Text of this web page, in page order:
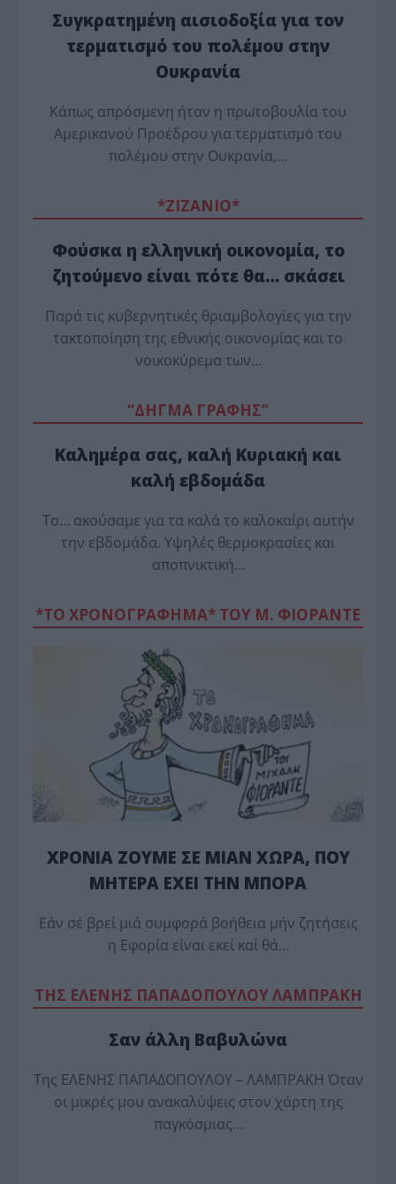
Συγκρατημένη αισιοδοξία για τον
τερματισμό του πολέμου στην
Ουκρανία
Κάπως απρόσμενη ήταν η πρωτοβουλία του
Αμερικανού Προέδρου για τερματισμό του
πολέμου στην Ουκρανία,…
*ZΙΖΑΝΙΟ*
Φούσκα η ελληνική οικονομία, το
ζητούμενο είναι πότε θα… σκάσει
Παρά τις κυβερνητικές θριαμβολογίες για την
τακτοποίηση της εθνικής οικονομίας και το
νοικοκύρεμα των…
“ΔΗΓΜΑ ΓΡΑΦΗΣ”
Καλημέρα σας, καλή Κυριακή και
καλή εβδομάδα
Το… ακούσαμε για τα καλά το καλοκαίρι αυτήν
την εβδομάδα. Υψηλές θερμοκρασίες και
αποπνικτική…
*ΤΟ ΧΡΟΝΟΓΡΑΦΗΜΑ* ΤΟΥ Μ. ΦΙΟΡΆΝΤΕ
ΧΡΟΝΙΑ ΖΟΥΜΕ ΣΕ ΜΙΑΝ ΧΩΡΑ, ΠΟΥ
ΜΗΤΕΡΑ ΕΧΕΙ ΤΗΝ ΜΠΟΡΑ
Εάν σέ βρεί μιά συμφορά βοήθεια μήν ζητήσεις
η Εφορία είναι εκεί καί θά…
TΗΣ ΕΛΕΝΗΣ ΠΑΠΑΔΟΠΟΥΛΟΥ ΛΑΜΠΡΑΚΗ
Σαν άλλη Βαβυλώνα
Της ΕΛΕΝΗΣ ΠΑΠΑΔΟΠΟΥΛΟΥ – ΛΑΜΠΡΑΚΗ Όταν
οι μικρές μου ανακαλύψεις στον χάρτη της
παγκόσμιας…